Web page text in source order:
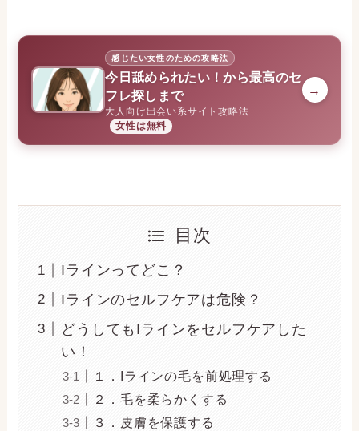
感じたい女性のための攻略法
今日舐められたい！から最高のセ
フレ探しまで
大人向け出会い系サイト攻略法
女性は無料
→
目次
Iラインってどこ？
Iラインのセルフケアは危険？
どうしてもIラインをセルフケアした
い！
１．Iラインの毛を前処理する
２．毛を柔らかくする
３．皮膚を保護する